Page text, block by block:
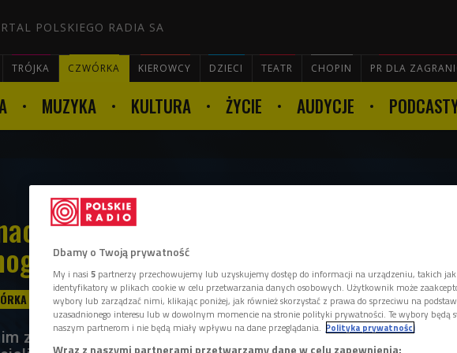
POLSKIEGO RADIA SA
TRÓJKA CZWÓRKA KIEROWCY DZIECI TEATR CHOPIN PR DLA

MUZYKA KULTURA ŻYCIE AUDYCJE
Mościcki - prekursor walki ze
został prezydentem Polski, był naukowcem i
Dbamy o Twoją prywatność
My i nasi 5 partnerzy przechowujemy lub uzyskujemy dostęp do informacji na urządzeniu, takich
identyfikatory w plikach cookie w celu przetwarzania danych osobowych. Użytkownik może
wybory lub zarządzać nimi, klikając poniżej, jak również skorzystać z prawa do sprzeciwu na
uzasadnionego interesu lub w dowolnym momencie na stronie polityki prywatności. Te wybory będą
naszym partnerom i nie będą miały wpływu na dane przeglądania. Polityka prywatności
Wraz z naszymi partnerami przetwarzamy dane w celu zapewnienia: